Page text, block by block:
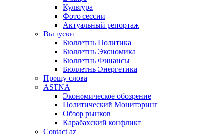
Культура
Фото сессии
Актуальный репортаж
Выпуски
Бюллетнь Политика
Бюллетнь Экономика
Бюллетнь Финансы
Бюллетнь Энергетика
Прошу слова
ASTNA
Экономическое обозрение
Политический Мониторинг
Обзор рынков
Карабахский конфликт
Contact az